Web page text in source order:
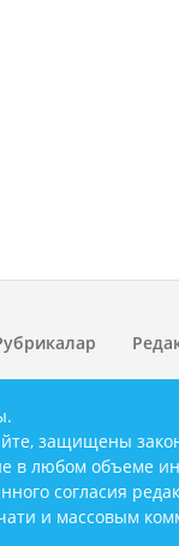
защищены
в любом объеме
согласия
и массовым